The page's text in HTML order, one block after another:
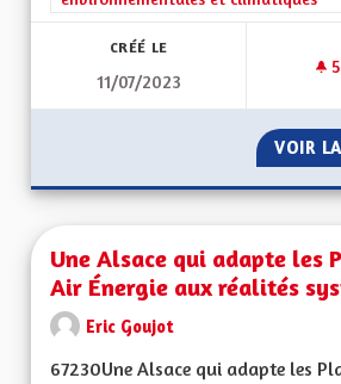
CRÉÉ LE
11/07/2023
VOIR
Une Alsace qui adapte les
Air Énergie aux réalités
Eric Goujot
67230Une Alsace qui adapte les